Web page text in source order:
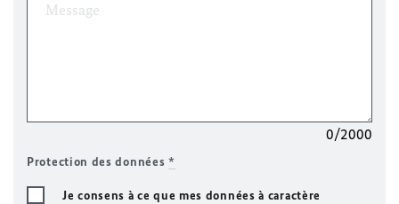
0/2000
Protection des données*
Je consens à ce que mes données à caractère